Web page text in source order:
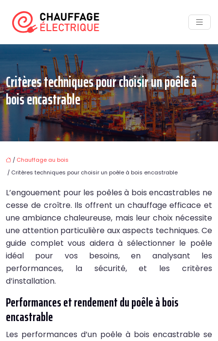
Critères techniques pour choisir un poêle à
bois encastrable
/ Chauffage au bois
/ Critères techniques pour choisir un poêle à bois encastrable
L’engouement pour les poêles à bois encastrables ne
cesse de croître. Ils offrent un chauffage efficace et
une ambiance chaleureuse, mais leur choix nécessite
une attention particulière aux aspects techniques. Ce
guide complet vous aidera à sélectionner le poêle
idéal pour vos besoins, en analysant les
performances, la sécurité, et les critères
d’installation.
Performances et rendement du poêle à bois
encastrable
Les performances d’un poêle à bois encastrable se